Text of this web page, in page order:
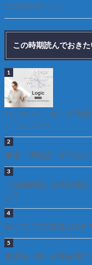
77.6k件のビュー
この時期読んでおき
ロジカルシンキング例
ジックツリー
電通・博報堂・ADK大
【企業研究】読売広告
は？
就活でボブの髪型はOK
電通鬼十則 – 企業研究